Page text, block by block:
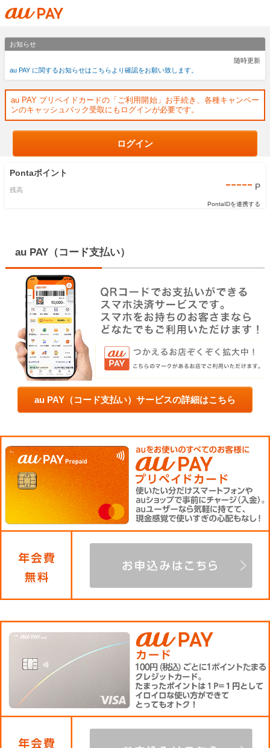
お知らせ
随時更新
au PAY に関するお知らせはこちらより確認をお願い致します。
au PAY プリペイドカードの「ご利用開始」お手続き、各種キャンペー
ンのキャッシュバック受取にもログインが必要です。
ログイン
Pontaポイント
残高 ----- P
PontaIDを連携する
au PAY（コード支払い）
au PAY（コード支払い）サービスの詳細はこちら